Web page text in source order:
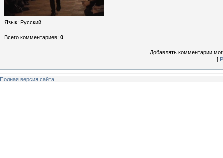
Язык: Русский
Всего комментариев: 0
Добавлять комментарии
[
Полная версия сайта